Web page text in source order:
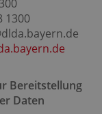
1300
Bereitstellung
Daten